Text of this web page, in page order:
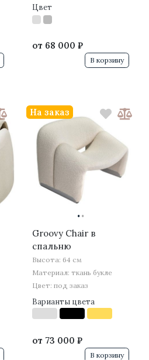
Цвет
от 68 000 ₽
В корзину
··
Groovy Chair в
спальню
Высота: 64 см
Материал: ткань букле
Цвет: под заказ
Варианты цвета
от 73 000 ₽
На заказ
В корзину